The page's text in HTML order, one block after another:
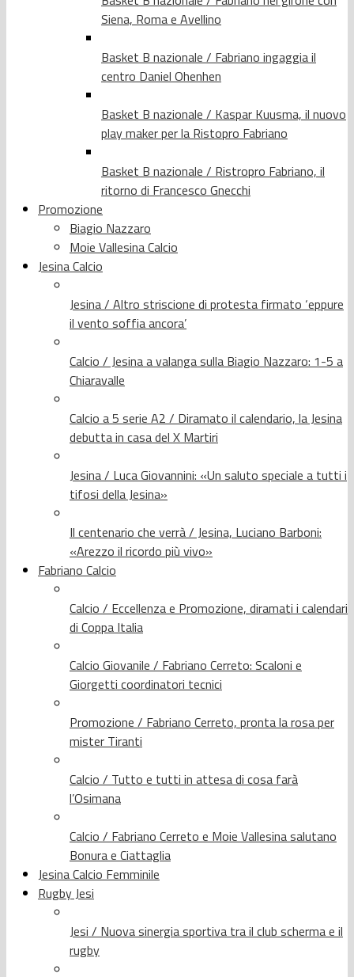
Siena, Roma e Avellino
Basket B nazionale / Fabriano ingaggia il
centro Daniel Ohenhen
Basket B nazionale / Kaspar Kuusma, il nuovo
play maker per la Ristopro Fabriano
Basket B nazionale / Ristropro Fabriano, il
ritorno di Francesco Gnecchi
Promozione
Biagio Nazzaro
Moie Vallesina Calcio
Jesina Calcio
Jesina / Altro striscione di protesta firmato ‘eppure
il vento soffia ancora’
Calcio / Jesina a valanga sulla Biagio Nazzaro: 1-5 a
Chiaravalle
Calcio a 5 serie A2 / Diramato il calendario, la Jesina
debutta in casa del X Martiri
Jesina / Luca Giovannini: «Un saluto speciale a tutti i
tifosi della Jesina»
Il centenario che verrà / Jesina, Luciano Barboni:
«Arezzo il ricordo più vivo»
Fabriano Calcio
Calcio / Eccellenza e Promozione, diramati i calendari
di Coppa Italia
Calcio Giovanile / Fabriano Cerreto: Scaloni e
Giorgetti coordinatori tecnici
Promozione / Fabriano Cerreto, pronta la rosa per
mister Tiranti
Calcio / Tutto e tutti in attesa di cosa farà
l’Osimana
Calcio / Fabriano Cerreto e Moie Vallesina salutano
Bonura e Ciattaglia
Jesina Calcio Femminile
Rugby Jesi
Jesi / Nuova sinergia sportiva tra il club scherma e il
rugby